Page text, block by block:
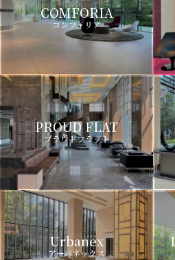
COMFORIA
コンフォリア
PROUD FLAT
プラウドフラット
Urbanex
アーバネックス